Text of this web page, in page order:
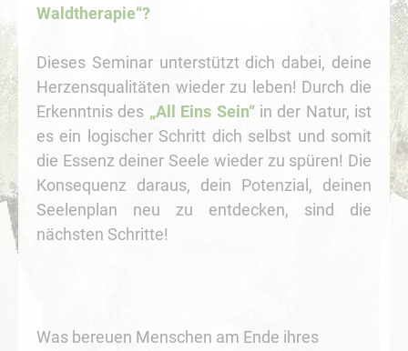
Waldtherapie“?
Dieses Seminar unterstützt dich dabei, deine
Herzensqualitäten wieder zu leben! Durch die
Erkenntnis des „All Eins Sein“in der Natur, ist
es ein logischer Schritt dich selbst und somit
die Essenz deiner Seele wieder zu spüren! Die
Konsequenz daraus, dein Potenzial, deinen
Seelenplan neu zu entdecken, sind die
nächsten Schritte!
Was bereuen Menschen am Ende ihres